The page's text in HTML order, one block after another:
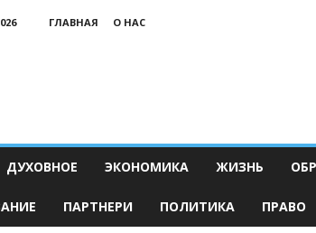
ГЛАВНАЯ
О НАС
ДУХОВНОЕ ЭКОНОМИКА ЖИЗНЬ
ПАРТНЕРИ ПОЛИТИКА ПРАВО